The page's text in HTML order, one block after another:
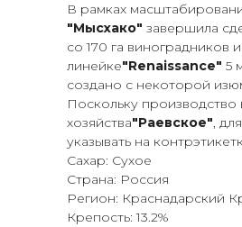
В рамках
"Мысхако" завершила
со 170 га виноградников
линейке"Renaissance" 5
создано с некоторой
Поскольку
хозяйства"Раевское",
указывать на
Сахар: Сухое
Страна: Россия
Регион: Краснадарский
Крепость: 13.2%